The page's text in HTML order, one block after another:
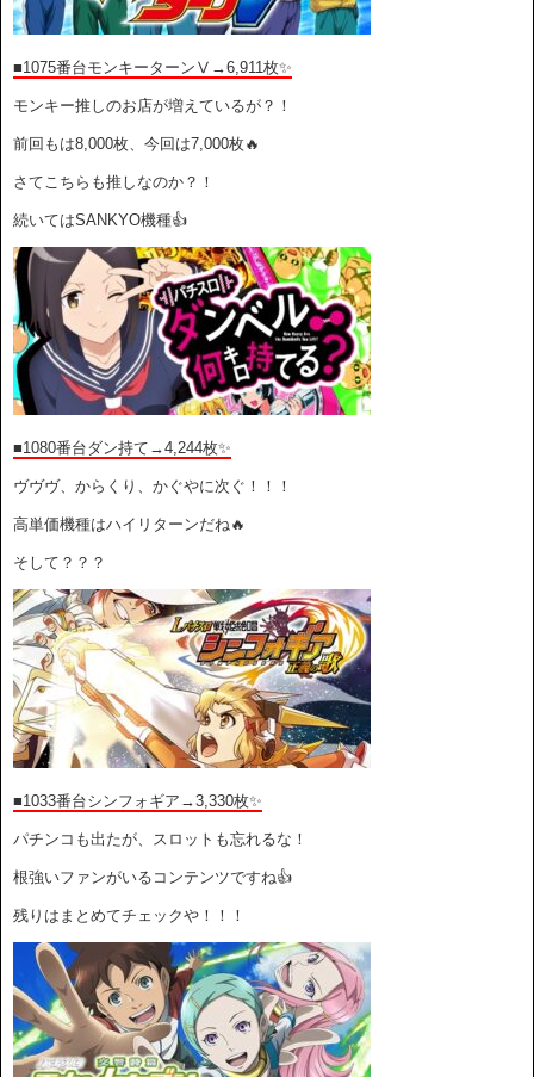
■1075番台モンキーターンⅤ→6,911枚✨
モンキー推しのお店が増えているが？！
前回もは8,000枚、今回は7,000枚🔥
さてこちらも推しなのか？！
続いてはSANKYO機種👍
■1080番台ダン持て→4,244枚✨
ヴヴヴ、からくり、かぐやに次ぐ！！！
高単価機種はハイリターンだね🔥
そして？？？
■1033番台シンフォギア→3,330枚✨
パチンコも出たが、スロットも忘れるな！
根強いファンがいるコンテンツですね👍
残りはまとめてチェックや！！！